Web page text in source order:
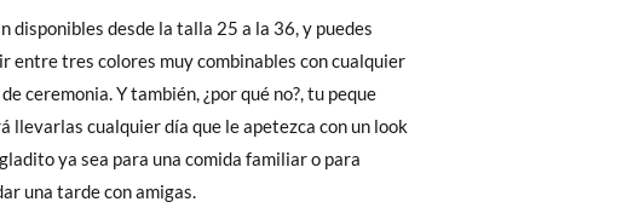
disponibles desde la talla 25 a la 36, y puedes
entre tres colores muy combinables con cualquier
ceremonia. Y también, ¿por qué no?, tu peque
llevarlas cualquier día que le apetezca con un look
ya sea para una comida familiar o para
una tarde con amigas.
El precio final será el de los zapatos que
sección
Cambios & Devoluciones
de nuestra web
se encargará de todo: te mandaremos otra
¡no tienes que preocuparte por nada!
32 33 34 35 36 37 38
20,4 21,2 21,8 22,4 23,1 23,6 24,2